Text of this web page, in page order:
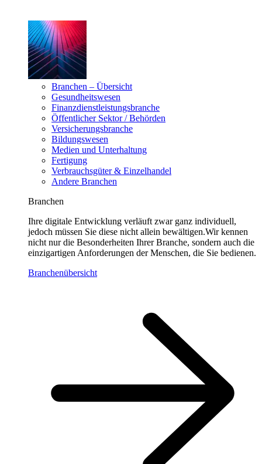
Branchen – Übersicht
Gesundheitswesen
Finanzdienstleistungsbranche
Öffentlicher Sektor / Behörden
Versicherungsbranche
Bildungswesen
Medien und Unterhaltung
Fertigung
Verbrauchsgüter & Einzelhandel
Andere Branchen
Branchen
Ihre digitale Entwicklung verläuft zwar ganz individuell,
jedoch müssen Sie diese nicht allein bewältigen.Wir kennen
nicht nur die Besonderheiten Ihrer Branche, sondern auch die
einzigartigen Anforderungen der Menschen, die Sie bedienen.
Branchenübersicht